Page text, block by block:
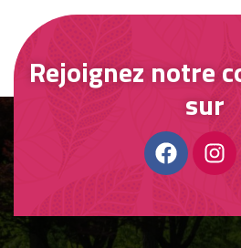
Rejoignez notre
sur